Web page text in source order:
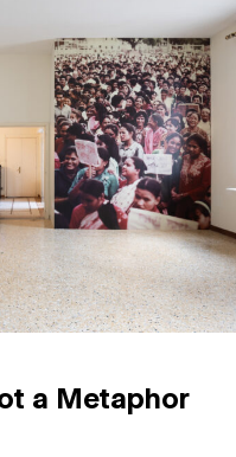
a Metaphor